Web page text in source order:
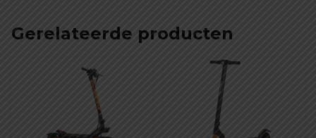
Gerelateerde producten